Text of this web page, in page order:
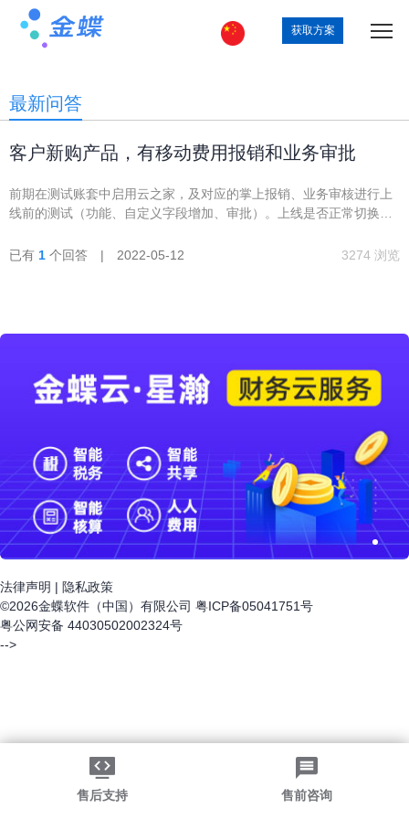
获取方案
售后支持 售前咨询
最新问答
客户新购产品，有移动费用报销和业务审批
前期在测试账套中启用云之家，及对应的掌上报销、业务审核进行上
线前的测试（功能、自定义字段增加、审批）。上线是否正常切换到
已有 1 个回答 | 2022-05-12 3274 浏览
法律声明 | 隐私政策
©2026金蝶软件（中国）有限公司 粤ICP备05041751号
粤公网安备 44030502002324号
-->